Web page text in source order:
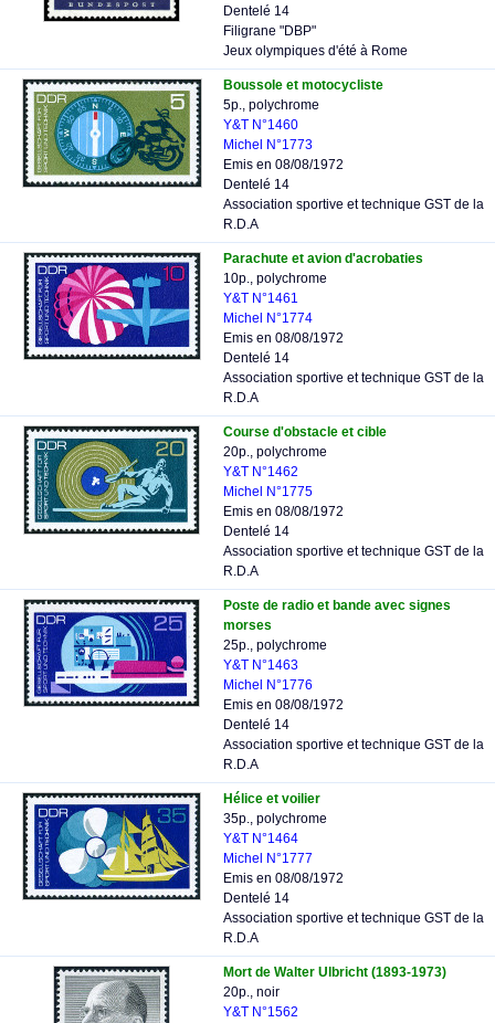
Dentelé 14
Filigrane "DBP"
Jeux olympiques d'été à Rome
Boussole et motocycliste
5p., polychrome
Y&T N°1460
Michel N°1773
Emis en 08/08/1972
Dentelé 14
Association sportive et technique GST de la
R.D.A
Parachute et avion d'acrobaties
10p., polychrome
Y&T N°1461
Michel N°1774
Emis en 08/08/1972
Dentelé 14
Association sportive et technique GST de la
R.D.A
Course d'obstacle et cible
20p., polychrome
Y&T N°1462
Michel N°1775
Emis en 08/08/1972
Dentelé 14
Association sportive et technique GST de la
R.D.A
Poste de radio et bande avec signes
morses
25p., polychrome
Y&T N°1463
Michel N°1776
Emis en 08/08/1972
Dentelé 14
Association sportive et technique GST de la
R.D.A
Hélice et voilier
35p., polychrome
Y&T N°1464
Michel N°1777
Emis en 08/08/1972
Dentelé 14
Association sportive et technique GST de la
R.D.A
Mort de Walter Ulbricht (1893-1973)
20p., noir
Y&T N°1562